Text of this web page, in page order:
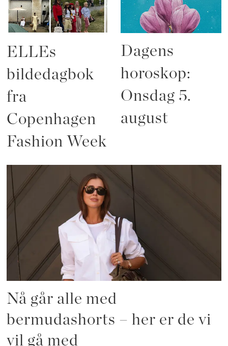
ELLEs
bildedagbok
fra
Copenhagen
Fashion Week
Dagens
horoskop:
Onsdag 5.
august
Nå går alle med
bermudashorts – her er de vi
vil gå med